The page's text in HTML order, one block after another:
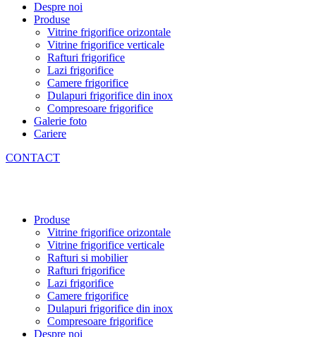
Despre noi
Produse
Vitrine frigorifice orizontale
Vitrine frigorifice verticale
Rafturi frigorifice
Lazi frigorifice
Camere frigorifice
Dulapuri frigorifice din inox
Compresoare frigorifice
Galerie foto
Cariere
CONTACT
Produse
Vitrine frigorifice orizontale
Vitrine frigorifice verticale
Rafturi si mobilier
Rafturi frigorifice
Lazi frigorifice
Camere frigorifice
Dulapuri frigorifice din inox
Compresoare frigorifice
Despre noi